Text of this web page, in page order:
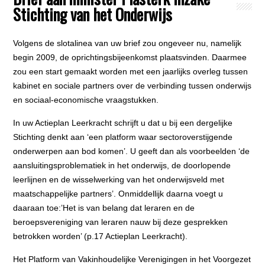
Stichting van het Onderwijs
Volgens de slotalinea van uw brief zou ongeveer nu, namelijk
begin 2009, de oprichtingsbijeenkomst plaatsvinden. Daarmee
zou een start gemaakt worden met een jaarlijks overleg tussen
kabinet en sociale partners over de verbinding tussen onderwijs
en sociaal-economische vraagstukken.
In uw Actieplan Leerkracht schrijft u dat u bij een dergelijke
Stichting denkt aan ‘een platform waar sectoroverstijgende
onderwerpen aan bod komen’. U geeft dan als voorbeelden ‘de
aansluitingsproblematiek in het onderwijs, de doorlopende
leerlijnen en de wisselwerking van het onderwijsveld met
maatschappelijke partners’. Onmiddellijk daarna voegt u
daaraan toe:’Het is van belang dat leraren en de
beroepsvereniging van leraren nauw bij deze gesprekken
betrokken worden’ (p.17 Actieplan Leerkracht).
Het Platform van Vakinhoudelijke Verenigingen in het Voorgezet